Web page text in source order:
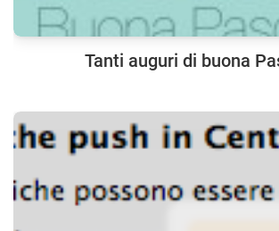
Tanti auguri di buona